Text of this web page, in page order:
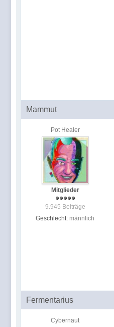
Mammut
Pot Healer
Mitglieder
9.945 Beiträge
Geschlecht: männlich
Fermentarius
Cybernaut